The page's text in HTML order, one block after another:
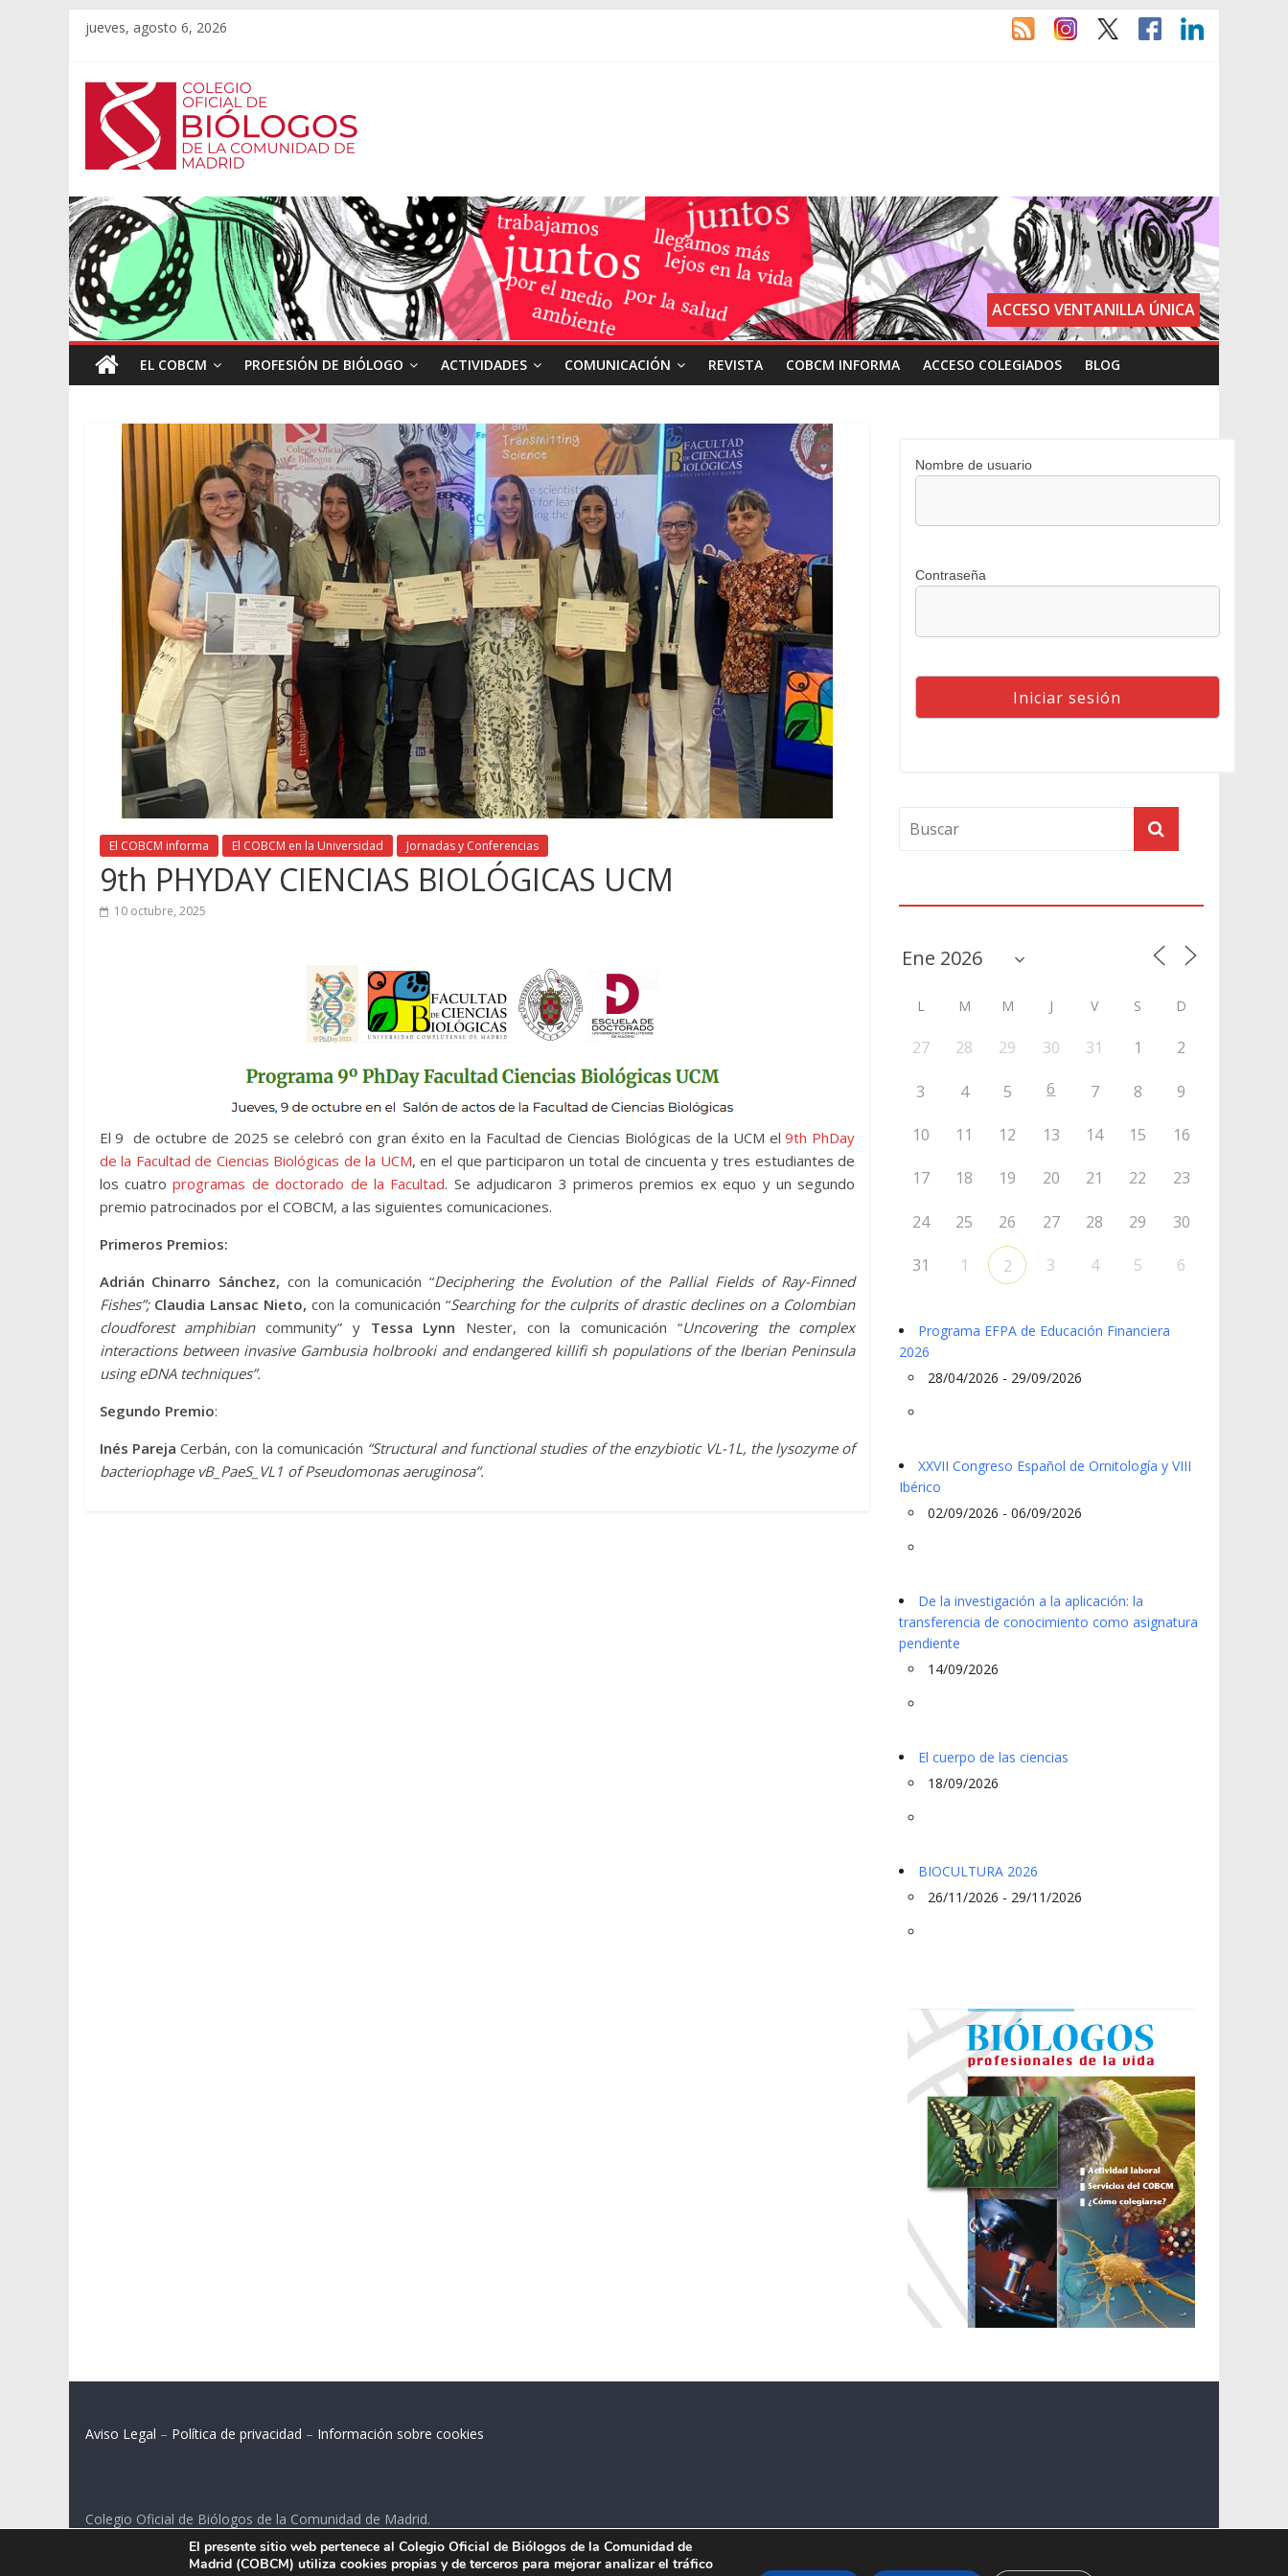
jueves, agosto 6, 2026
ACCESO VENTANILLA ÚNICA
EL COBCM PROFESIÓN DE BIÓLOGO ACTIVIDADES COMUNICACIÓN REVISTA COBCM INFORMA ACCESO COLEGIADOS BLOG
El COBCM informa El COBCM en la Universidad Jornadas y Conferencias
9th PHYDAY CIENCIAS BIOLÓGICAS UCM
10 octubre, 2025
El 9 de octubre de 2025 se celebró con gran éxito en la Facultad de Ciencias Biológicas de la UCM el9th PhDay
de la Facultad de Ciencias Biológicas de la UCM, en el que participaron un total de cincuenta y tres estudiantes de
los cuatroprogramas de doctorado de la Facultad. Se adjudicaron 3 primeros premios ex equo y un segundo
premio patrocinados por el COBCM, a las siguientes comunicaciones.
Primeros Premios:
Adrián Chinarro Sánchez, con la comunicación “Deciphering the Evolution of the Pallial Fields of Ray-Finned
Fishes”; Claudia Lansac Nieto, con la comunicación “Searching for the culprits of drastic declines on a Colombian
cloudforest amphibian community” y Tessa Lynn Nester, con la comunicación “Uncovering the complex
interactions between invasive Gambusia holbrooki and endangered killifi sh populations of the Iberian Peninsula
using eDNA techniques”.
Segundo Premio:
Inés ParejaCerbán, con la comunicación “Structural and functional studies of the enzybiotic VL-1L, the lysozyme of
bacteriophage vB_PaeS_VL1 of Pseudomonas aeruginosa”.
Nombre de usuario
Contraseña
L M M J V S D
27 28 29 30 31 1 2
3 4 5 6 7 8 9
10 11 12 13 14 15 16
17 18 19 20 21 22 23
24 25 26 27 28 29 30
31 1 2 3 4 5 6
Programa EFPA de Educación Financiera
2026
28/04/2026 - 29/09/2026
XXVII Congreso Español de Ornitología y VIII
Ibérico
02/09/2026 - 06/09/2026
De la investigación a la aplicación: la
transferencia de conocimiento como asignatura
pendiente
14/09/2026
El cuerpo de las ciencias
18/09/2026
BIOCULTURA 2026
26/11/2026 - 29/11/2026
Aviso Legal – Política de privacidad – Información sobre cookies
Colegio Oficial de Biólogos de la Comunidad de Madrid.
C/ Santa Engracia 108, 2º int.izq. 28003 Madrid.
El presente sitio web pertenece al Colegio Oficial de Biólogos de la Comunidad de
Madrid (COBCM) utiliza cookies propias y de terceros para mejorar analizar el tráfico